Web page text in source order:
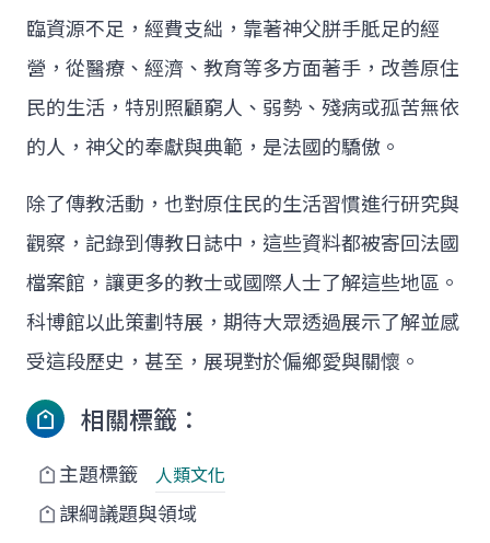
臨資源不足，經費支絀，靠著神父胼手胝足的經
營，從醫療、經濟、教育等多方面著手，改善原住
民的生活，特別照顧窮人、弱勢、殘病或孤苦無依
的人，神父的奉獻與典範，是法國的驕傲。
除了傳教活動，也對原住民的生活習慣進行研究與
觀察，記錄到傳教日誌中，這些資料都被寄回法國
檔案館，讓更多的教士或國際人士了解這些地區。
科博館以此策劃特展，期待大眾透過展示了解並感
受這段歷史，甚至，展現對於偏鄉愛與關懷。
相關標籤：
主題標籤 人類文化
課綱議題與領域